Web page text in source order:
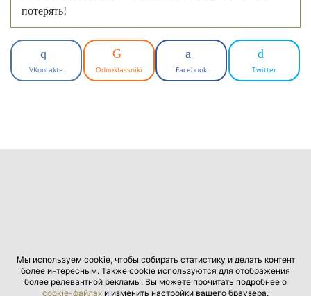
потерять!
VKontakte Odnoklassniki Facebook Twitter
Мы используем cookie, чтобы собирать статистику и делать контент
более интересным. Также cookie используются для отображения
более релевантной рекламы. Вы можете прочитать подробнее о
cookie-файлах и изменить настройки вашего браузера.